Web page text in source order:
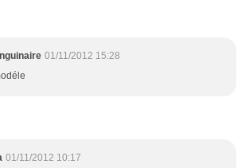
01/11/2012 15:28
01/11/2012 10:17